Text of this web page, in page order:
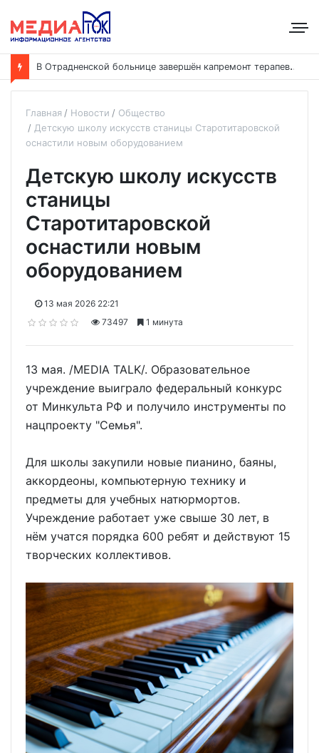
В
Отрадненской больнице завершён капремонт терапевтического корпуса
Главная Новости
Общество
Детскую школу искусств станицы Старотитаровской
оснастили новым оборудованием
Детскую школу искусств
станицы
Старотитаровской
оснастили новым
оборудованием
13 мая 2026 22:21
73497
1 минута
13 мая. /MEDIA TALK/. Образовательное
учреждение выиграло федеральный конкурс
от Минкульта РФ и получило инструменты по
нацпроекту "Семья".
Для школы закупили новые пианино, баяны,
аккордеоны, компьютерную технику и
предметы для учебных натюрмортов.
Учреждение работает уже свыше 30 лет, в
нём учатся порядка 600 ребят и действуют 15
творческих коллективов.